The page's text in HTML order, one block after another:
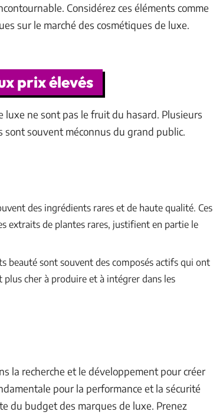
Considérez ces éléments comme
sur le marché des cosmétiques de luxe.
prix élevés
luxe ne sont pas le fruit du hasard. Plusieurs
souvent méconnus du grand public.
des ingrédients rares et de haute qualité. Ces
extraits de plantes rares, justifient en partie le
beauté sont souvent des composés actifs qui ont
cher à produire et à intégrer dans les
la recherche et le développement pour créer
pour la performance et la sécurité
du budget des marques de luxe. Prenez